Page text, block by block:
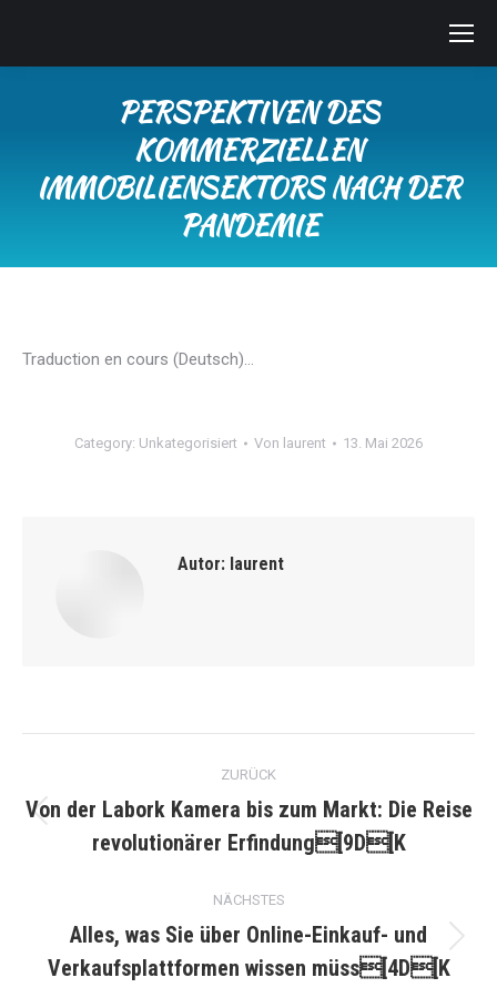
PERSPEKTIVEN DES
KOMMERZIELLEN
IMMOBILIENSEKTORS NACH DER
PANDEMIE
Traduction en cours (Deutsch)…
Category: Unkategorisiert Von laurent 13. Mai 2026
Autor: laurent
Kommentarnavigation
ZURÜCK
Beitrag:
Von der Labork Kamera bis zum Markt: Die Reise
revolutionärer Erfindung[9D[K
NÄCHSTES
Beitrag:
Alles, was Sie über Online-Einkauf- und
Verkaufsplattformen wissen müss[4D[K